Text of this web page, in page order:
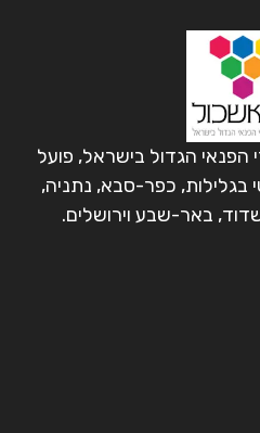
הפנאי הגדול בישראל, פועל
בגלילות, כפר-סבא, נתניה,
באר-שבע וירושלים.